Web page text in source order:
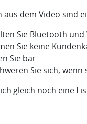
aus dem Video sind
Sie Bluetooth und
Sie keine
Sie bar
Sie sich,
gleich noch eine